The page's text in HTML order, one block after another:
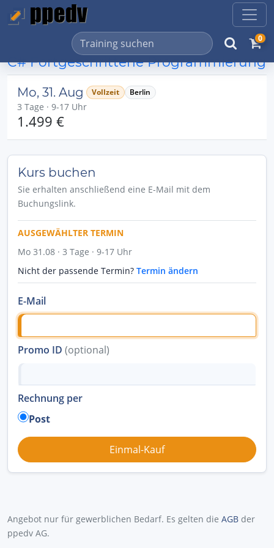
0
C# Fortgeschrittene Programmierung
Mo, 31. Aug Vollzeit Berlin
3 Tage · 9-17 Uhr
1.499 €
Kurs buchen
Sie erhalten anschließend eine E-Mail mit dem
Buchungslink.
AUSGEWÄHLTER TERMIN
Mo 31.08 · 3 Tage · 9-17 Uhr
Nicht der passende Termin? Termin ändern
E-Mail
Promo ID (optional)
Rechnung per
Post
Angebot nur für gewerblichen Bedarf. Es gelten die AGB der
ppedv AG.